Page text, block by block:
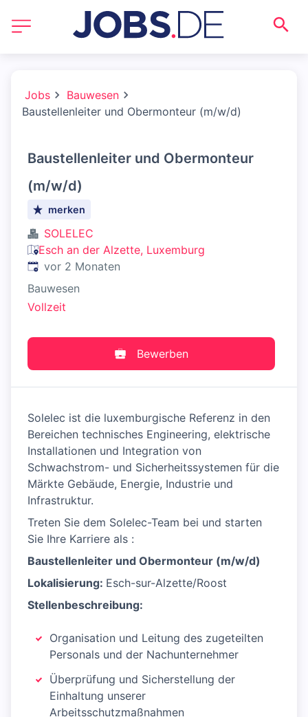
Jobs
Bauwesen
Baustellenleiter und Obermonteur (m/w/d)
Baustellenleiter und Obermonteur
(m/w/d)
merken
SOLELEC
Esch an der Alzette, Luxemburg
Veröffentlicht:
vor 2 Monaten
Bauwesen
Vollzeit
Bewerben
Solelec ist die luxemburgische Referenz in den
Bereichen technisches Engineering, elektrische
Installationen und Integration von
Schwachstrom- und Sicherheitssystemen für die
Märkte Gebäude, Energie, Industrie und
Infrastruktur.
Treten Sie dem Solelec-Team bei und starten
Sie Ihre Karriere als :
Baustellenleiter und Obermonteur (m/w/d)
Lokalisierung: Esch-sur-Alzette/Roost
Stellenbeschreibung:
Organisation und Leitung des zugeteilten
Personals und der Nachunternehmer
Überprüfung und Sicherstellung der
Einhaltung unserer
Arbeitsschutzmaßnahmen